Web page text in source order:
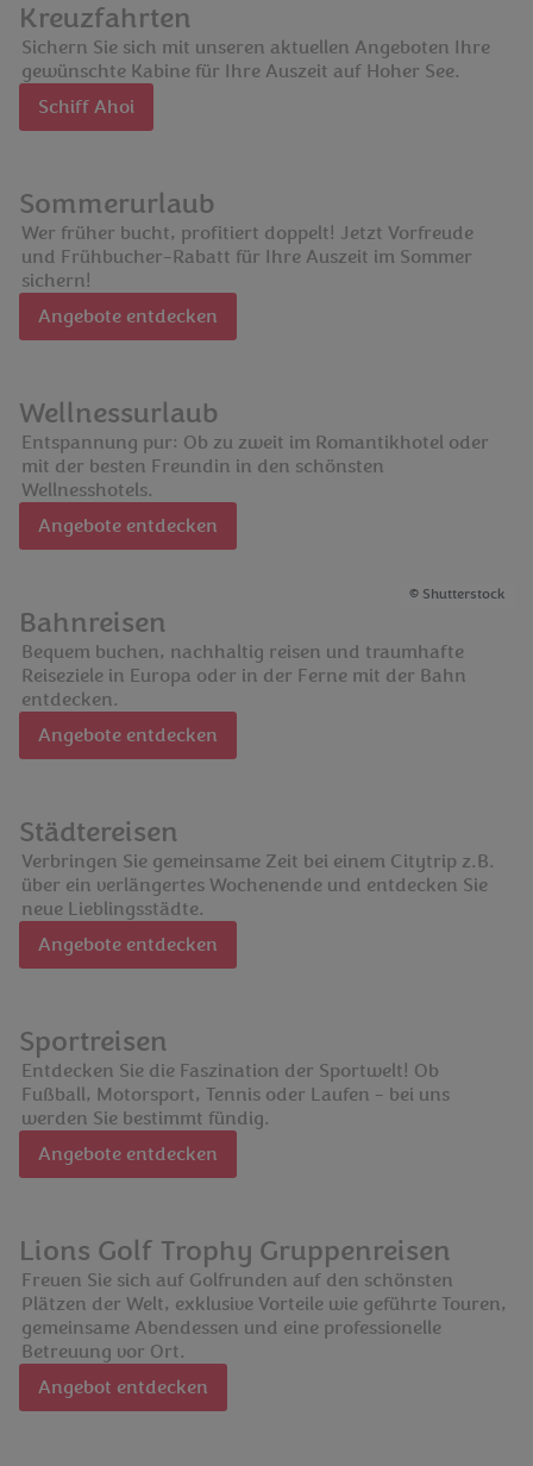
Kreuzfahrten
Sichern Sie sich mit unseren aktuellen Angeboten Ihre
gewünschte Kabine für Ihre Auszeit auf Hoher See.
Schiff Ahoi
Sommerurlaub
Wer früher bucht, profitiert doppelt! Jetzt Vorfreude
und Frühbucher-Rabatt für Ihre Auszeit im Sommer
sichern!
Angebote entdecken
Wellnessurlaub
Entspannung pur: Ob zu zweit im Romantikhotel oder
mit der besten Freundin in den schönsten
Wellnesshotels.
Angebote entdecken
Shutterstock
Bahnreisen
Bequem buchen, nachhaltig reisen und traumhafte
Reiseziele in Europa oder in der Ferne mit der Bahn
entdecken.
Angebote entdecken
Städtereisen
Verbringen Sie gemeinsame Zeit bei einem Citytrip z.B.
über ein verlängertes Wochenende und entdecken Sie
neue Lieblingsstädte.
Angebote entdecken
Sportreisen
Entdecken Sie die Faszination der Sportwelt! Ob
Fußball, Motorsport, Tennis oder Laufen - bei uns
werden Sie bestimmt fündig.
Angebote entdecken
Lions Golf Trophy Gruppenreisen
Freuen Sie sich auf Golfrunden auf den schönsten
Plätzen der Welt, exklusive Vorteile wie geführte Touren,
gemeinsame Abendessen und eine professionelle
Betreuung vor Ort.
Angebot entdecken